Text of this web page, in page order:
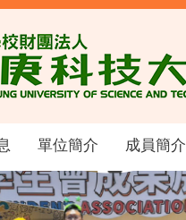
單位簡介 成員簡介